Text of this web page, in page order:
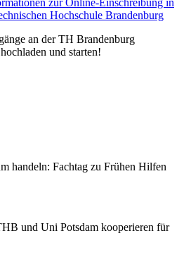
an der TH Brandenburg
und starten!
handeln: Fachtag zu Frühen Hilfen
und Uni Potsdam kooperieren für